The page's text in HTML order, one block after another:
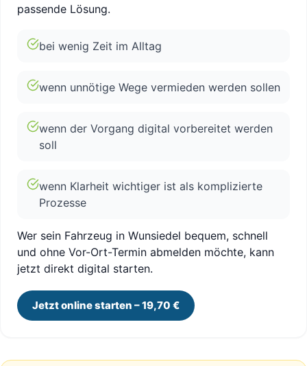
passende Lösung.
bei wenig Zeit im Alltag
wenn unnötige Wege vermieden werden sollen
wenn der Vorgang digital vorbereitet werden
soll
wenn Klarheit wichtiger ist als komplizierte
Prozesse
Wer sein Fahrzeug in Wunsiedel bequem, schnell
und ohne Vor-Ort-Termin abmelden möchte, kann
jetzt direkt digital starten.
Jetzt online starten – 19,70 €